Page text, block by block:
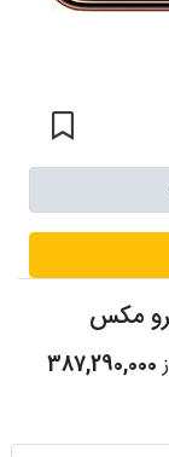
387,290,000